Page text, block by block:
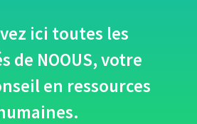
ici toutes les
de NOOUS, votre
en ressources